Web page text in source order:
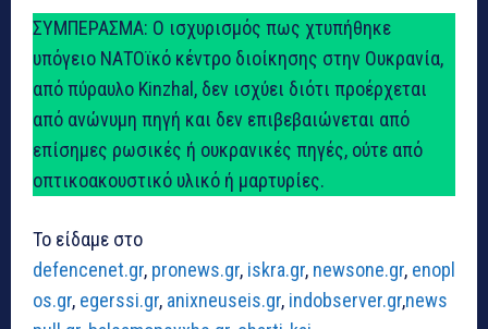
ΣΥΜΠΕΡΑΣΜΑ: Ο ισχυρισμός πως χτυπήθηκε
υπόγειο ΝΑΤΟϊκό κέντρο διοίκησης στην Ουκρανία,
από πύραυλο Kinzhal, δεν ισχύει διότι προέρχεται
από ανώνυμη πηγή και δεν επιβεβαιώνεται από
επίσημες ρωσικές ή ουκρανικές πηγές, ούτε από
οπτικοακουστικό υλικό ή μαρτυρίες.
Το είδαμε στο
defencenet.gr, pronews.gr, iskra.gr, newsone.gr, enopl
os.gr, egerssi.gr, anixneuseis.gr, indobserver.gr,news